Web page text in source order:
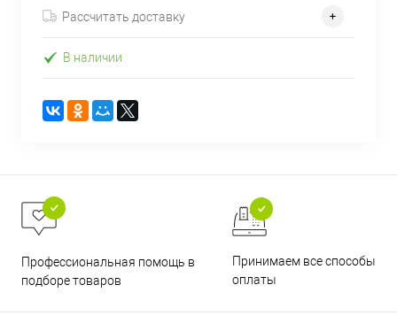
Рассчитать доставку
В наличии
Профессиональная помощь в
подборе товаров
Принимаем все способы
оплаты